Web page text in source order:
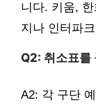
니다. 키움,
지나 인터파
Q2: 취소표를
A2: 각 구단